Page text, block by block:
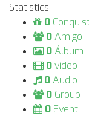
Statistics
0
0Amigo
0Álbum
0vídeo
0Audio
0 Group
0 Event